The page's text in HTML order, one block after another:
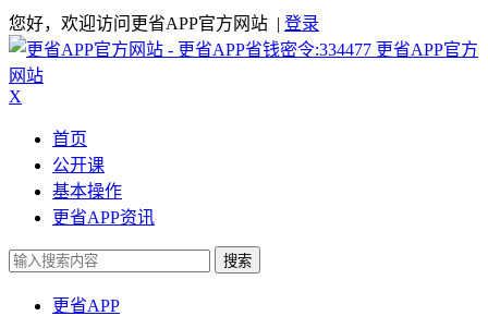
您好，欢迎访问更省APP官方网站 | 登录
更省APP官方
网站
X
首页
公开课
基本操作
更省APP资讯
搜索
更省APP